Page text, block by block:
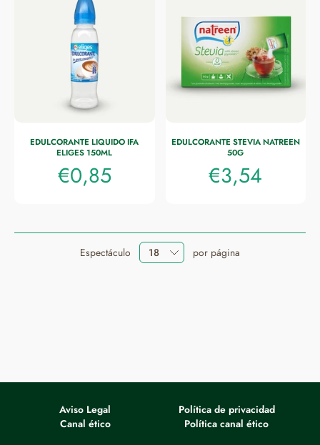
EDULCORANTE LIQUIDO IFA
ELIGES 150ML
€0,85
EDULCORANTE STEVIA NATREEN
50G
€3,54
Espectáculo por página
Aviso Legal
Política de privacidad
Canal ético
Política canal ético